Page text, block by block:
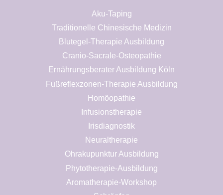
Aku-Taping
Traditionelle Chinesische Medizin
Blutegel-Therapie Ausbildung
Cranio-Sacrale-Osteopathie
Ernährungsberater Ausbildung Köln
Fußreflexzonen-Therapie Ausbildung
Homöopathie
Infusionstherapie
Irisdiagnostik
Neuraltherapie
Ohrakupunktur Ausbildung
Phytotherapie-Ausbildung
Aromatherapie-Workshop